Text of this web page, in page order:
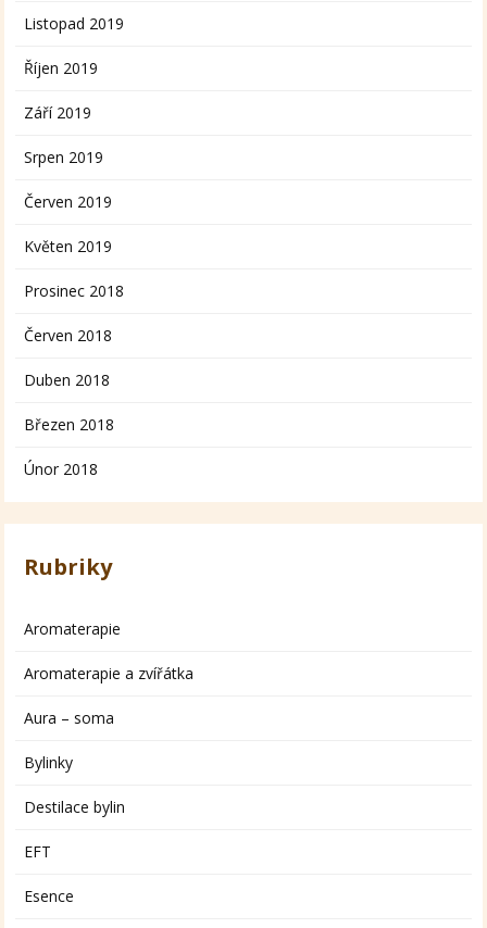
Listopad 2019
Říjen 2019
Září 2019
Srpen 2019
Červen 2019
Květen 2019
Prosinec 2018
Červen 2018
Duben 2018
Březen 2018
Únor 2018
Rubriky
Aromaterapie
Aromaterapie a zvířátka
Aura – soma
Bylinky
Destilace bylin
EFT
Esence